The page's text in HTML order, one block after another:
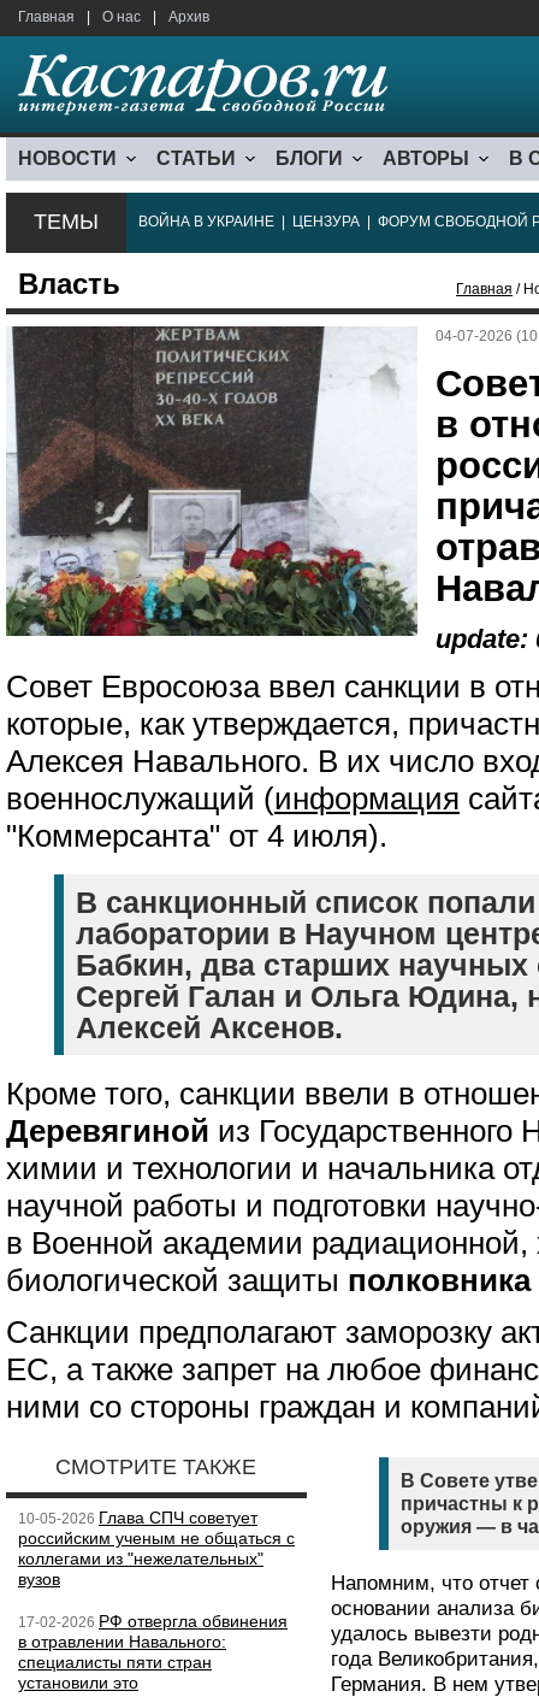
Главная О нас Архив
НОВОСТИ СТАТЬИ БЛОГИ АВТОРЫ В
ТЕМЫ ВОЙНА В УКРАИНЕ ЦЕНЗУРА ФОРУМ СВОБОДНОЙ
Власть Главная /
04-07-2026
в
update:
Совет Евросоюза ввел санкции в
которые, как утверждается,
Алексея Навального. В их число
военнослужащий (информация
"Коммерсанта" от 4 июля).
В санкционный список
лаборатории в Научном
Бабкин, два старших научных
Сергей Галан и Ольга Юдина,
Алексей Аксенов.
Кроме того, санкции ввели в
Деревягиной из Государственного
химии и технологии и начальника
научной работы и подготовки
в Военной академии радиационной,
биологической защиты
Санкции предполагают заморозку
ЕС, а также запрет на любое
ними со стороны граждан и
СМОТРИТЕ ТАКЖЕ
10-05-2026 Глава СПЧ советует
российским ученым не общаться с
коллегами из "нежелательных"
вузов
17-02-2026 РФ отвергла обвинения
в отравлении Навального:
специалисты пяти стран
установили это
В Совете
причастны к
оружия — в
Напомним, что отчет
основании анализа
удалось вывезти
года
Германия. В нем